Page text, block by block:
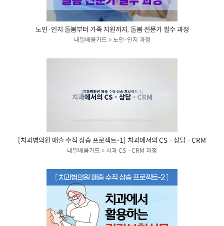
노인·인지 돌봄부터 가족 지원까지, 돌봄 전문가 필수 과정
내일배움카드 > 노인·인지 과정
[치과병의원 매출 수직 상승 프로젝트-1] 치과에서의 CSㆍ상담ㆍCRM
내일배움카드 > 치과 CSㆍCRM 과정